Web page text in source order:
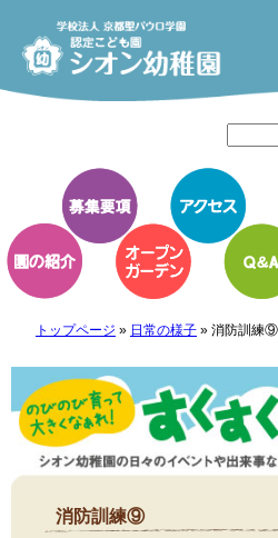
トップページ » 日常の様子» 消防訓練⑨
消防訓練⑨